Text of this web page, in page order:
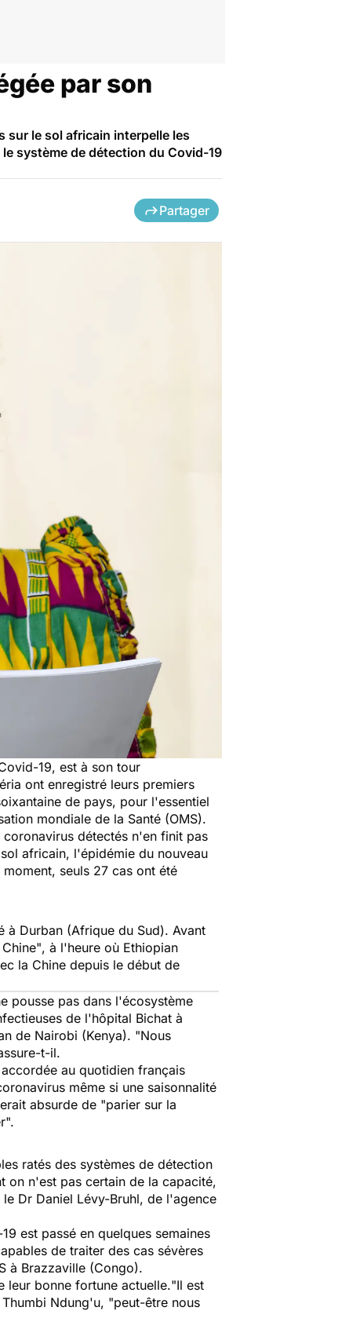
par son
sur le sol africain interpelle les
système de détection du Covid-19
Partager
19, est à son tour
ont enregistré leurs premiers
de pays, pour l'essentiel
mondiale de la Santé (OMS).
détectés n'en finit pas
africain, l'épidémie du nouveau
seuls 27 cas ont été
à Durban (Afrique du Sud). Avant
, à l'heure où Ethiopian
la Chine depuis le début de
pousse pas dans l'écosystème
de l'hôpital Bichat à
de Nairobi (Kenya). "Nous
t-il.
accordée au quotidien français
même si une saisonnalité
absurde de "parier sur la
ratés des systèmes de détection
on n'est pas certain de la capacité,
le Dr Daniel Lévy-Bruhl, de l'agence
est passé en quelques semaines
de traiter des cas sévères
à Brazzaville (Congo).
leur bonne fortune actuelle."Il est
Ndung'u, "peut-être nous